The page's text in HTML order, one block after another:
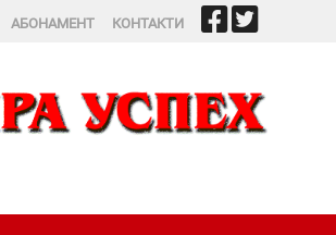
АБОНАМЕНТ КОНТАКТИ